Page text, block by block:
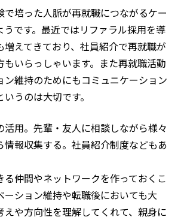
で培った人脈が再就職につながるケー
うです。最近ではリファラル採用を導
増えてきており、社員紹介で再就職が
もいらっしゃいます。また再就職活動
ン維持のためにもコミュニケーション
うのは大切です。
活用。先輩・友人に相談しながら様々
情報収集する。社員紹介制度などもあ
る仲間やネットワークを作っておくこ
ーション維持や転職後においても大
えや方向性を理解してくれて、親身に